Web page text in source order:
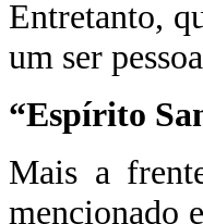
Entretanto,
um ser
“Espírito
Mais a
mencionado